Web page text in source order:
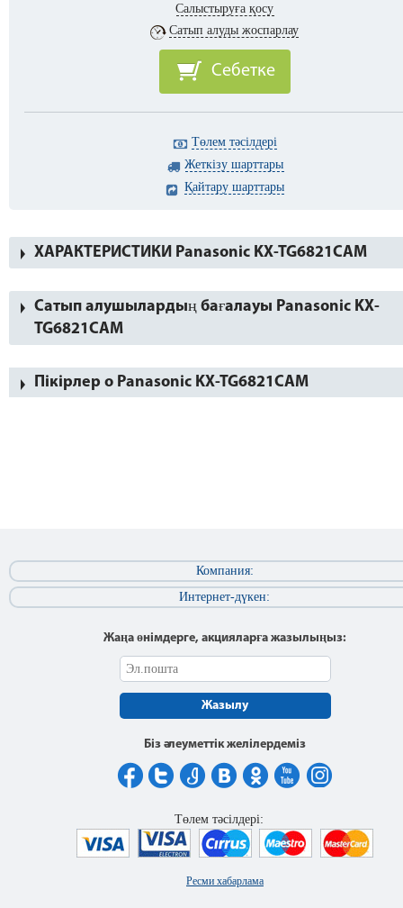
Салыстыруға қосу
Сатып алуды жоспарлау
Себетке
Төлем тәсілдері
Жеткізу шарттары
Қайтару шарттары
ХАРАКТЕРИСТИКИ Panasonic KX-TG6821CAM
Сатып алушылардың бағалауы Panasonic KX-
TG6821CAM
Пікірлер о Panasonic KX-TG6821CAM
Компания:
Интернет-дүкен:
Жаңа өнімдерге, акцияларға жазылыңыз:
Жазылу
Біз әлеуметтік желілердеміз
Ресми хабарлама
Төлем тәсілдері: